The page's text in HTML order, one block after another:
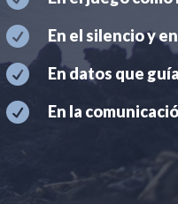
 En el silencio y
 En datos que
 En la